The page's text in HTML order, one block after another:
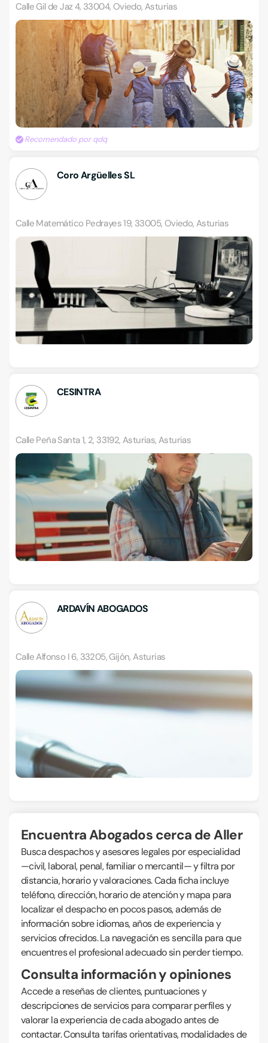
Calle Gil de Jaz 4, 33004, Oviedo, Asturias
Recomendado por qdq
Coro Argüelles SL
Calle Matemático Pedrayes 19, 33005, Oviedo, Asturias
CESINTRA
Calle Peña Santa 1, 2, 33192, Asturias, Asturias
ARDAVÍN ABOGADOS
Calle Alfonso I 6, 33205, Gijón, Asturias
Encuentra Abogados cerca de Aller
Busca despachos y asesores legales por especialidad
—civil, laboral, penal, familiar o mercantil— y filtra por
distancia, horario y valoraciones. Cada ficha incluye
teléfono, dirección, horario de atención y mapa para
localizar el despacho en pocos pasos, además de
información sobre idiomas, años de experiencia y
servicios ofrecidos. La navegación es sencilla para que
encuentres el profesional adecuado sin perder tiempo.
Consulta información y opiniones
Accede a reseñas de clientes, puntuaciones y
descripciones de servicios para comparar perfiles y
valorar la experiencia de cada abogado antes de
contactar. Consulta tarifas orientativas, modalidades de